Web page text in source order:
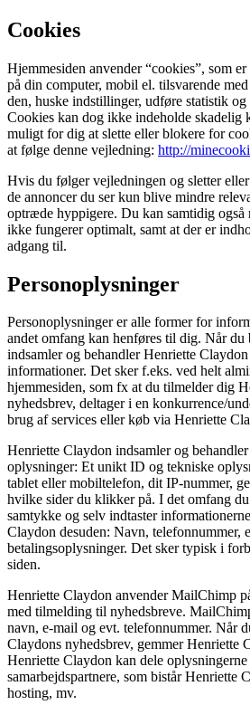
Cookies
Hjemmesiden anvender “cookies”, som
på din computer, mobil el. tilsvarende
den, huske indstillinger, udføre statistik og
Cookies kan dog ikke indeholde skadelig
muligt for dig at slette eller blokere for
at følge denne vejledning: http://
Hvis du følger vejledningen og sletter
de annoncer du ser kun blive mindre
optræde hyppigere. Du kan samtidig også
ikke fungerer optimalt, samt at der er
adgang til.
Personoplysninger
Personoplysninger er alle former for
andet omfang kan henføres til dig. Når du
indsamler og behandler Henriette
informationer. Det sker f.eks. ved helt
hjemmesiden, som fx at du tilmelder dig
nyhedsbrev, deltager i en konkurrence/
brug af services eller køb via Henriette
Henriette Claydon indsamler og
oplysninger: Et unikt ID og tekniske
tablet eller mobiltelefon, dit IP-nummer,
hvilke sider du klikker på. I det omfang
samtykke og selv indtaster
Claydon desuden: Navn, telefonnummer,
betalingsoplysninger. Det sker typisk i
siden.
Henriette Claydon anvender MailChimp
med tilmelding til nyhedsbreve.
navn, e-mail og evt. telefonnummer. Når
Claydons nyhedsbrev, gemmer Henriette
Henriette Claydon kan dele
samarbejdspartnere, som bistår Henriette
hosting, mv.